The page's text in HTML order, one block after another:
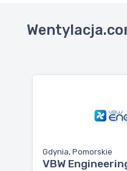
Gdynia, Pomorskie
VBW